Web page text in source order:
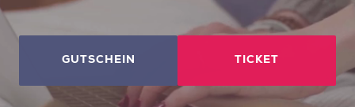
GUTSCHEIN TICKET